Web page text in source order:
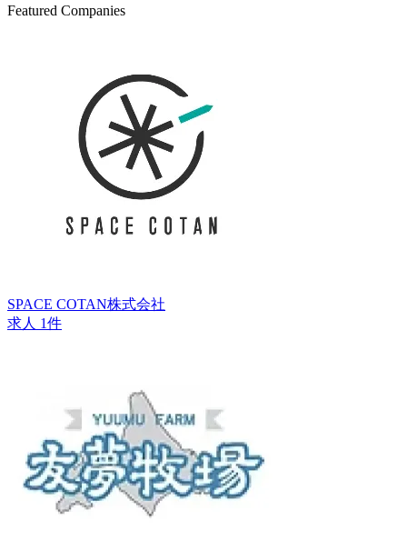
Featured Companies
SPACE COTAN株式会社
求人 1件